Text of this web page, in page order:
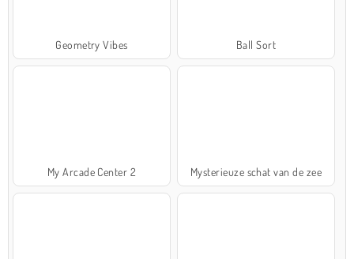
Geometry Vibes Ball Sort
My Arcade Center 2 Mysterieuze schat van de zee